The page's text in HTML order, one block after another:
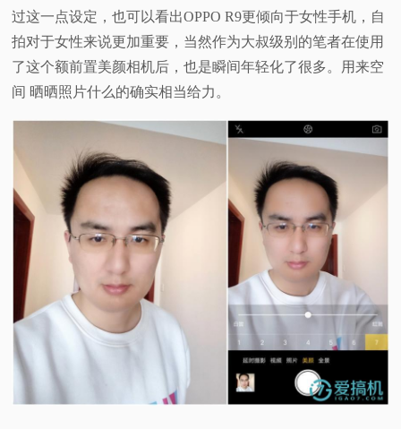
过这一点设定，也可以看出OPPO R9更倾向于女性手机，自
拍对于女性来说更加重要，当然作为大叔级别的笔者在使用
了这个额前置美颜相机后，也是瞬间年轻化了很多。用来空
间 晒晒照片什么的确实相当给力。